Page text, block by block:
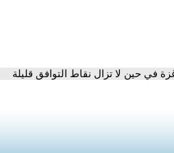
في حين لا تزال نقاط التوافق قليلة